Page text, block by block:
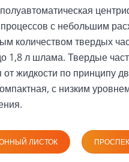
с небольшим
количеством твердых
1,8 л шлама. Твердые
от жидкости по принципу
с низким
ЛИСТОК